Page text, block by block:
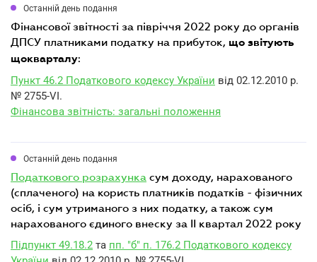
Останній день подання
фінансової звітності за півріччя 2022 року до органів
ДПСУ платниками податку на прибуток, що звітують
щокварталу:
Пункт 46.2 Податкового кодексу України від 02.12.2010 р.
№ 2755-VI.
Фінансова звітність: загальні положення
Останній день подання
податкового розрахунка сум доходу, нарахованого
(сплаченого) на користь платників податків - фізичних
осіб, і сум утриманого з них податку, а також сум
нарахованого єдиного внеску за II квартал 2022 року
Підпункт 49.18.2 та пп. "б" п. 176.2 Податкового кодексу